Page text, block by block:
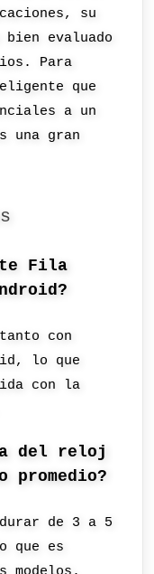
su
evaluado
Para
que
a un
una gran
Fila
con
lo que
con la
del reloj
de 3 a 5
que es